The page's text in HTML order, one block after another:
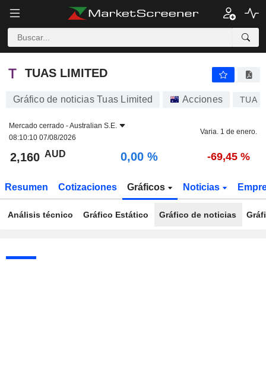
TUAS LIMITED
TUAS LIMITED
Gráfico de noticias Tuas Limited Acciones TUA
Mercado cerrado -Australian S.E.
08:10:10 07/08/2026
Varia. 1 de enero.
2,160 AUD 0,00 % -69,45 %
Resumen Cotizaciones Gráficos Noticias
Análisis técnico Gráfico Estático Gráfico de noticias